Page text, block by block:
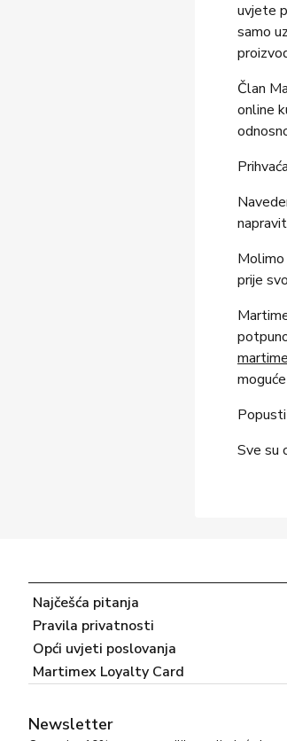
uvjete
samo
Član
online
prije
Sve su
Najčešća pitanja
Pravila privatnosti
Opći uvjeti poslovanja
Martimex Loyalty Card
Newsletter